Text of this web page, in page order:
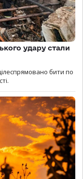
удару стали
бити по